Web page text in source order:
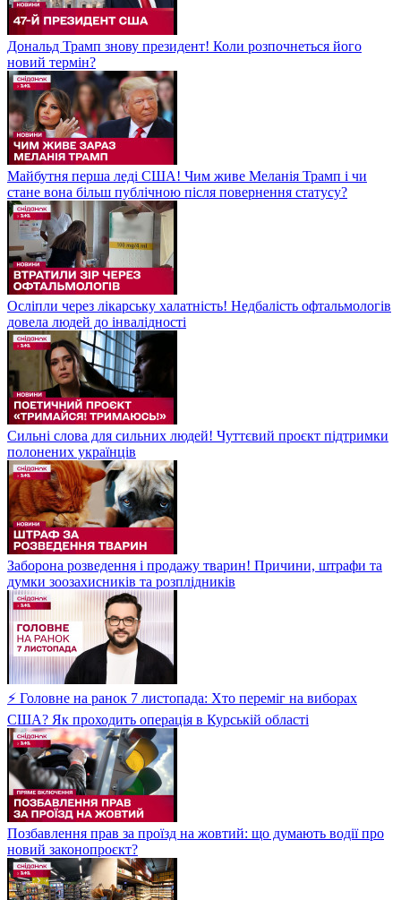
Дональд Трамп знову президент! Коли розпочнеться його
новий термін?
Майбутня перша леді США! Чим живе Меланія Трамп і чи
стане вона більш публічною після повернення статусу?
Осліпли через лікарську халатність! Недбалість офтальмологів
довела людей до інвалідності
Сильні слова для сильних людей! Чуттєвий проєкт підтримки
полонених українців
Заборона розведення і продажу тварин! Причини, штрафи та
думки зоозахисників та розплідників
⚡ Головне на ранок 7 листопада: Хто переміг на виборах
США? Як проходить операція в Курській області
Позбавлення прав за проїзд на жовтий: що думають водії про
новий законопроєкт?